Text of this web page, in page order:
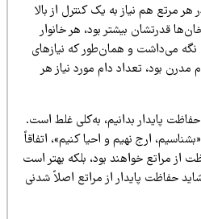
هم نیاز به یک کنترل از بالا
بیشتر بود، هر خانوار
و همان‌طور که نیازهای
تعداد دام مورد نیاز هر
بدانیم، به‌کلی غلط است.
ارج نهیم و احیا کنیم»، اتفاقاً
خواهند بود، بلکه بهتر است
پایدار از مراتع اصلاً شدنی